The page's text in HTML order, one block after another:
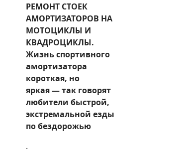
РЕМОНТ СТОЕК
АМОРТИЗАТОРОВ НА
МОТОЦИКЛЫ И
КВАДРОЦИКЛЫ.
Жизнь спортивного
амортизатора
короткая, но
яркая — так говорят
любители быстрой,
экстремальной езды
по бездорожью
.